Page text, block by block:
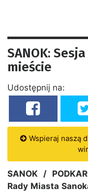
SANOK:
mieście
Udostępnij na:
Wspieraj naszą
SANOK /
Rady Miasta